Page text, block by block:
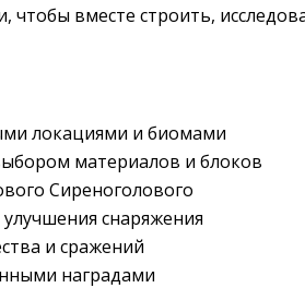
чтобы вместе строить,
локациями и биомами
материалов и блоков
Сиреноголового
снаряжения
и сражений
наградами